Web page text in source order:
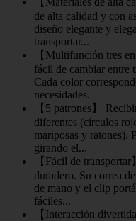
de alta calidad y con
diseño elegante y
transportar...
【Multifunción tres
fácil de cambiar entre
Cada color
necesidades.
【5 patrones】
diferentes (círculos
mariposas y ratones).
girando el...
【Fácil de
duradero. Su correa
de mano y el clip
fáciles...
【Interacción